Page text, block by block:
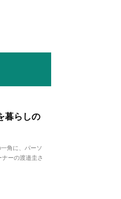
暮らしの
角に、パーソ
ーの渡邉圭さ